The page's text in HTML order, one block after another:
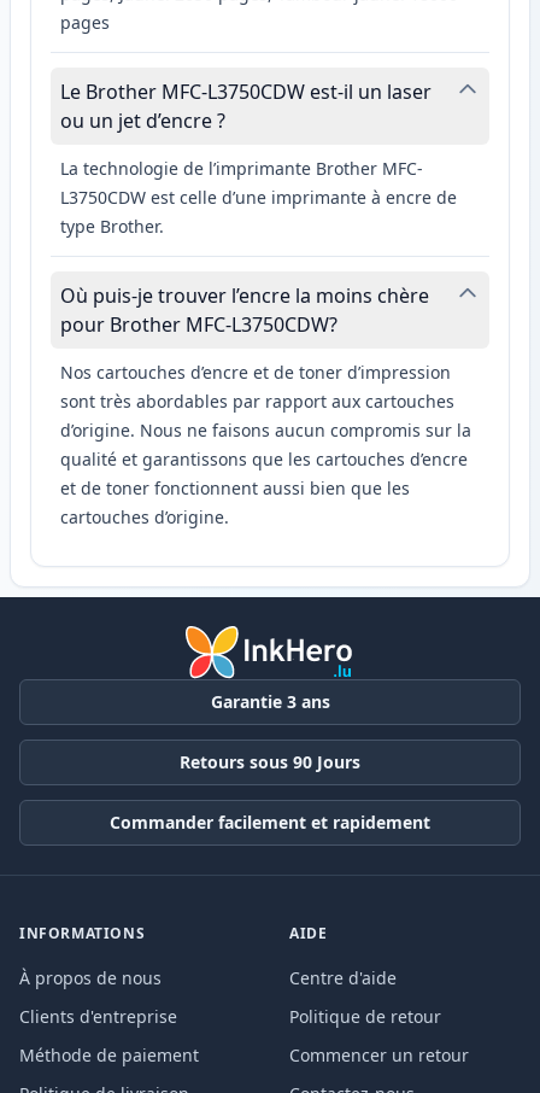
pages
Le Brother MFC-L3750CDW est-il un laser
ou un jet d’encre ?
La technologie de l’imprimante Brother MFC-
L3750CDW est celle d’une imprimante à encre de
type Brother.
Où puis-je trouver l’encre la moins chère
pour Brother MFC-L3750CDW?
Nos cartouches d’encre et de toner d’impression
sont très abordables par rapport aux cartouches
d’origine. Nous ne faisons aucun compromis sur la
qualité et garantissons que les cartouches d’encre
et de toner fonctionnent aussi bien que les
cartouches d’origine.
Garantie 3 ans
Retours sous 90 Jours
Commander facilement et rapidement
INFORMATIONS
À propos de nous
Clients d'entreprise
Méthode de paiement
AIDE
Centre d'aide
Politique de retour
Commencer un retour